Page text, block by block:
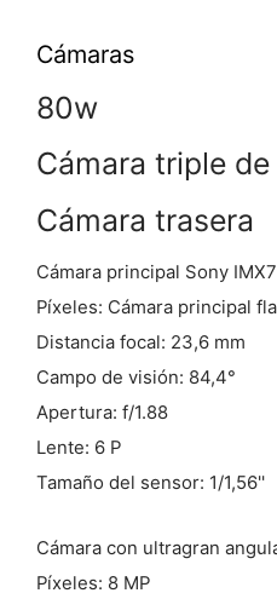
Cámaras
80w
Cámara triple
Cámara trasera
Cámara principal Sony
Píxeles: Cámara principal
Distancia focal: 23,6 mm
Campo de visión: 84,4°
Apertura: f/1.88
Lente: 6 P
Tamaño del sensor: 1/1,56''
Cámara con ultragran
Píxeles: 8 MP